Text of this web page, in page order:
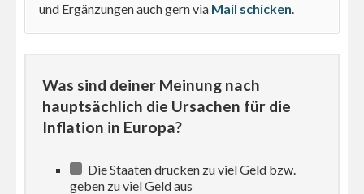
und Ergänzungen auch gern via Mail schicken.
Was sind deiner Meinung nach
hauptsächlich die Ursachen für die
Inflation in Europa?
Die Staaten drucken zu viel Geld bzw.
geben zu viel Geld aus